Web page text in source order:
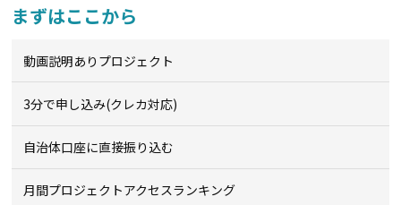
まずはここから
動画説明ありプロジェクト
3分で申し込み(クレカ対応)
自治体口座に直接振り込む
月間プロジェクトアクセスランキング